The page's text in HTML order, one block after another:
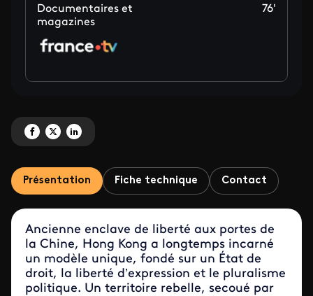
Documentaires et
magazines
76'
Partagez 'Hong Kong ne répond plus' sur Facebook
Partagez 'Hong Kong ne répond plus' sur X
Partagez 'Hong Kong ne répond plus' sur LinkedIn
Présentation Fiche technique Contact
Ancienne enclave de liberté aux portes de
la Chine, Hong Kong a longtemps incarné
un modèle unique, fondé sur un État de
droit, la liberté d’expression et le pluralisme
politique. Un territoire rebelle, secoué par